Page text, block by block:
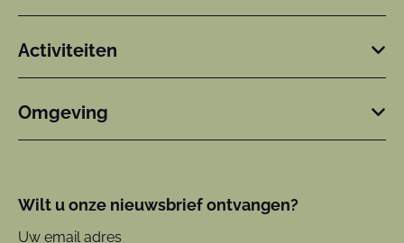
Activiteiten
Omgeving
Wilt u onze nieuwsbrief ontvangen?
Uw email adres